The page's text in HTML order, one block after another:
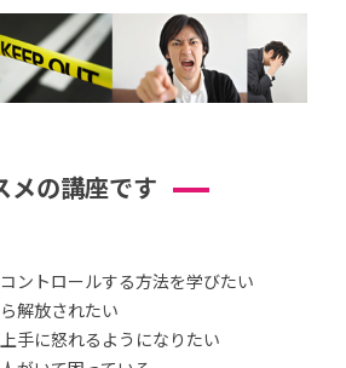
メの講座です
ントロールする方法を学びたい
解放されたい
手に怒れるようになりたい